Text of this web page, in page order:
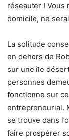
réseauter ! Vous
domicile, ne
La solitude
en dehors de
sur une île
personnes
fonctionne sur
entrepreneurial.
se trouve dans
faire prospérer